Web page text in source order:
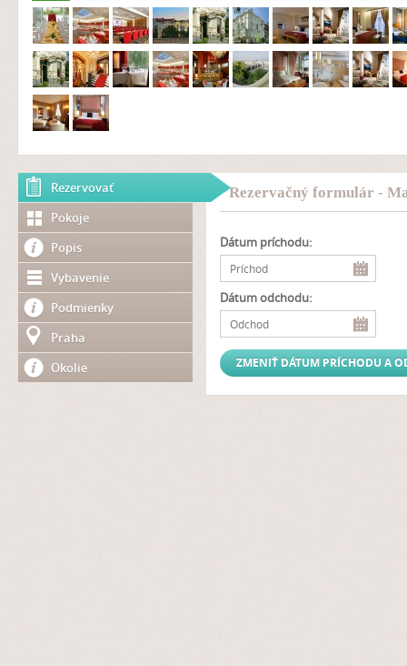
Rezervovať
Pokoje
Popis
Vybavenie
Podmienky
Praha
Okolie
Rezervačný formulár -
Dátum príchodu:
Dátum odchodu: